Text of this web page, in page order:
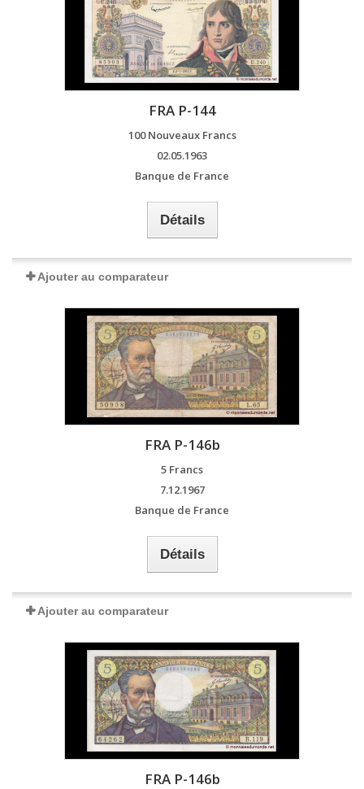
FRA P-144
100 Nouveaux Francs
02.05.1963
Banque de France
Détails
Ajouter au comparateur
FRA P-146b
5 Francs
7.12.1967
Banque de France
Détails
Ajouter au comparateur
FRA P-146b